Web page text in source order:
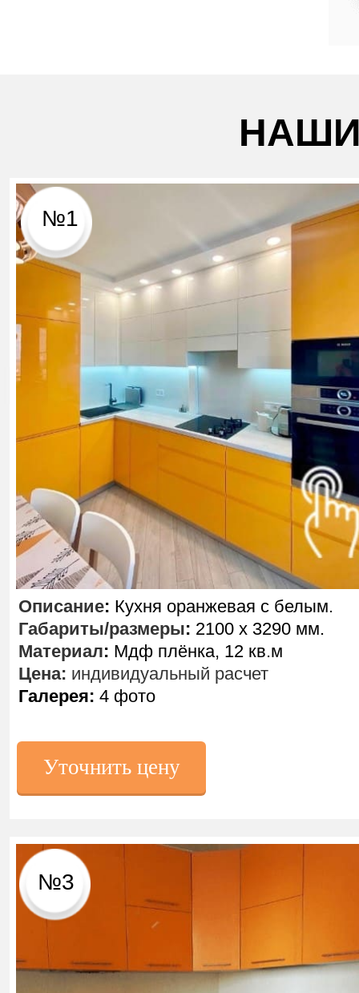
№3
Уточнить цену
Описание: Кухня оранжевая с белым.
Габариты/размеры: 2100 х 3290 мм.
Материал: Мдф плёнка, 12 кв.м
Цена: индивидуальный расчет
Галерея: 4 фото
№1